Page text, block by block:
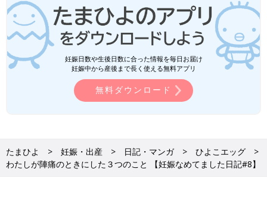
妊娠日数や生後日数に合った情報を毎日お届け
妊娠中から産後まで長く使える無料アプリ
無料ダウンロード
たまひよ 妊娠・出産 日記・マンガ
ひよこエッグ
わたしが陣痛のときにした３つのこと 【妊娠なめてました日記#8】